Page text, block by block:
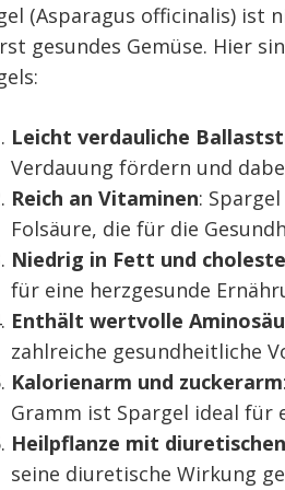
(Asparagus officinalis) ist
gesundes Gemüse. Hier
Leicht verdauliche
Verdauung fördern und
Reich an Vitaminen:
Folsäure, die für die
Niedrig in Fett und
für eine herzgesunde
Enthält wertvolle
zahlreiche gesundheitliche
Kalorienarm und zuckerarm
Gramm ist Spargel ideal für
Heilpflanze mit
seine diuretische Wirkung